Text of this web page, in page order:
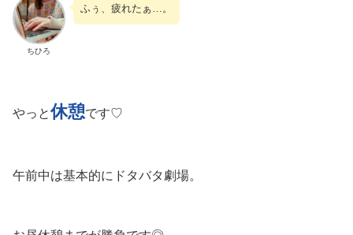
ちひろ
ふぅ、疲れたぁ…。
やっと休憩です♡
午前中は基本的にドタバタ劇場。